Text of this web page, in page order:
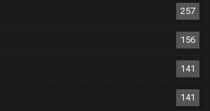
257
156
141
141